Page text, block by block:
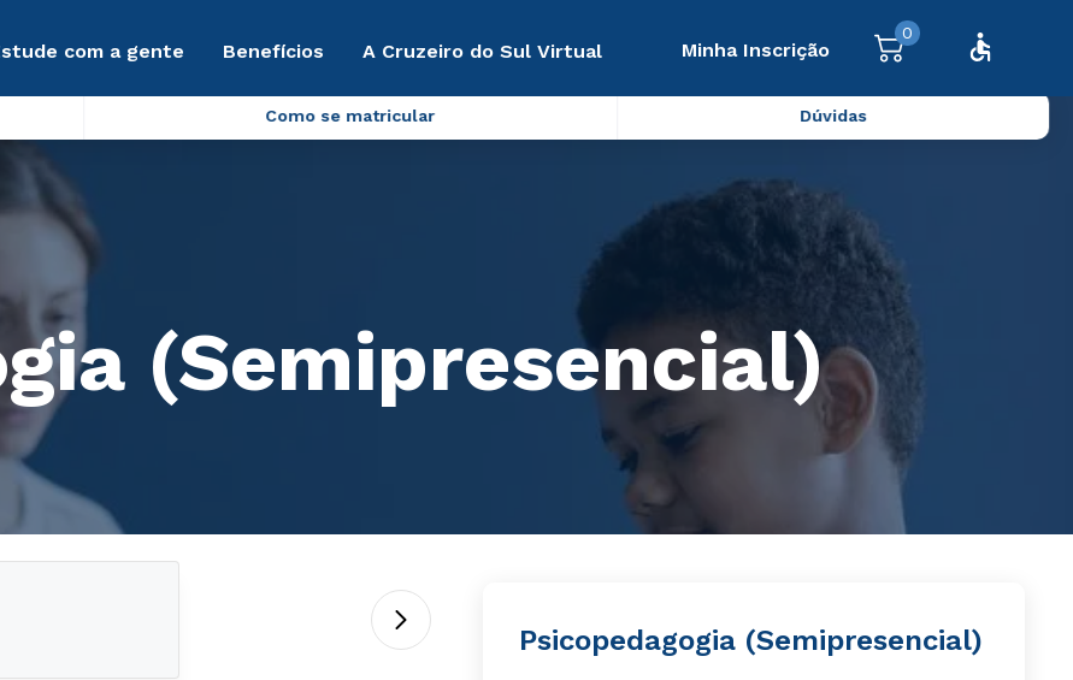
com a gente Benefícios A Cruzeiro do Sul Virtual Minha Inscrição
0
Como se matricular Dúvidas
(Semipresencial)
Psicopedagogia (Semipresencial)